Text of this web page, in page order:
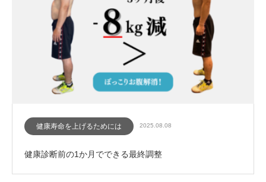
健康寿命を上げるためには 2025.08.08
健康診断前の1か月でできる最終調整